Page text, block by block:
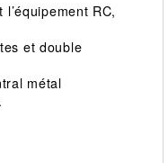
RC,
et double
métal